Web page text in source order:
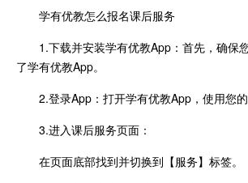
学有优教怎么报名课后服务
1.下载并安装学有优教App：首先，确保
了学有优教App。
2.登录App：打开学有优教App，使用您的
3.进入课后服务页面：
在页面底部找到并切换到【服务】标签。